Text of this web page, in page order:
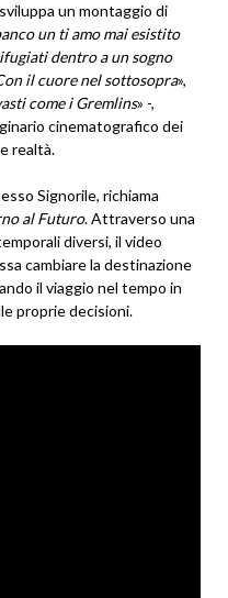
un montaggio di
un ti amo mai esistito
dentro a un sogno
il cuore nel sottosopra»,
come i Gremlins» -,
cinematografico dei
realtà.
Signorile, richiama
al Futuro. Attraverso una
diversi, il video
cambiare la destinazione
il viaggio nel tempo in
proprie decisioni.